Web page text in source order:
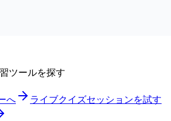
ツールを探す
へ
ライブクイズセッションを試す